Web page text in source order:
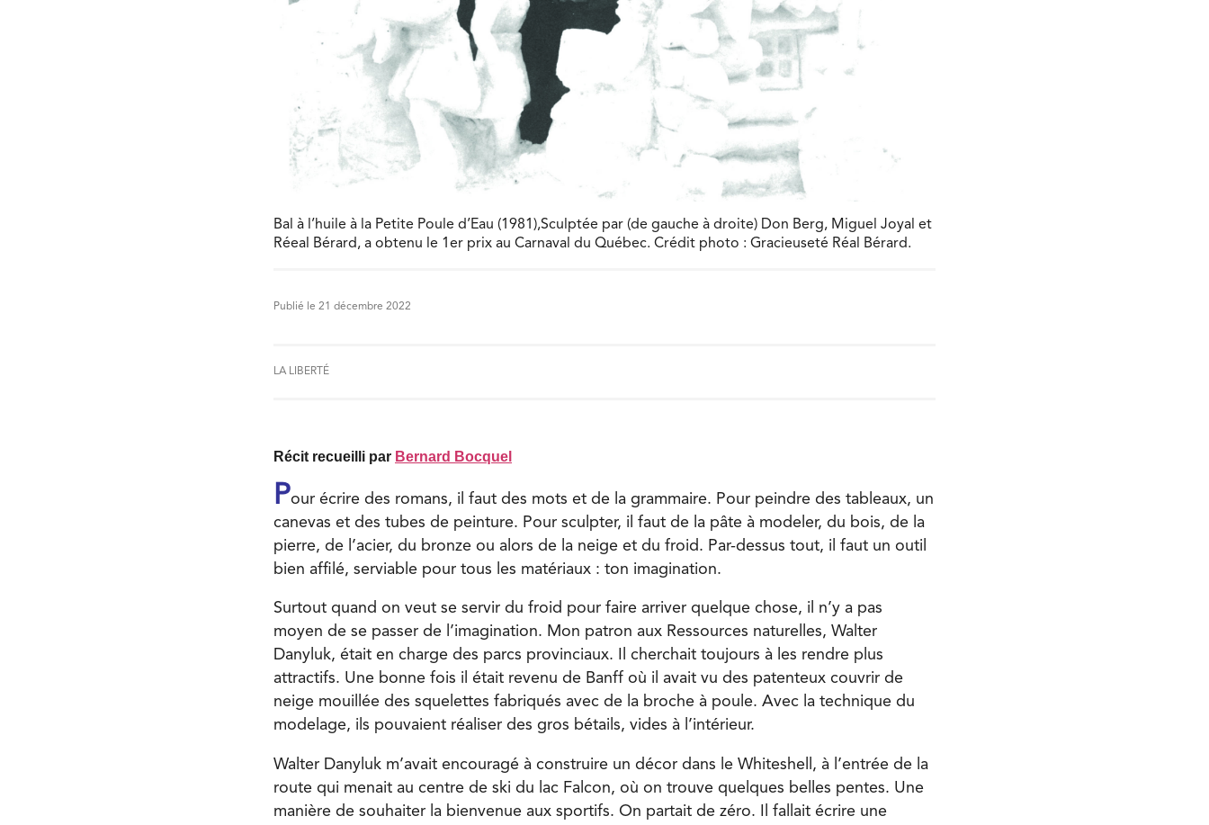
Bal à l’huile à la Petite Poule d’Eau (1981),Sculptée par (de gauche à droite) Don Berg, Miguel Joyal et
Réeal Bérard, a obtenu le 1er prix au Carnaval du Québec. Crédit photo : Gracieuseté Réal Bérard.
Publié le 21 décembre 2022
LA LIBERTÉ
Récit recueilli par Bernard Bocquel
Pour écrire des romans, il faut des mots et de la grammaire. Pour peindre des tableaux, un
canevas et des tubes de peinture. Pour sculpter, il faut de la pâte à modeler, du bois, de la
pierre, de l’acier, du bronze ou alors de la neige et du froid. Par-dessus tout, il faut un outil
bien affilé, serviable pour tous les matériaux : ton imagination.
Surtout quand on veut se servir du froid pour faire arriver quelque chose, il n’y a pas
moyen de se passer de l’imagination. Mon patron aux Ressources naturelles, Walter
Danyluk, était en charge des parcs provinciaux. Il cherchait toujours à les rendre plus
attractifs. Une bonne fois il était revenu de Banff où il avait vu des patenteux couvrir de
neige mouillée des squelettes fabriqués avec de la broche à poule. Avec la technique du
modelage, ils pouvaient réaliser des gros bétails, vides à l’intérieur.
Walter Danyluk m’avait encouragé à construire un décor dans le Whiteshell, à l’entrée de la
route qui menait au centre de ski du lac Falcon, où on trouve quelques belles pentes. Une
manière de souhaiter la bienvenue aux sportifs. On partait de zéro. Il fallait écrire une